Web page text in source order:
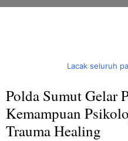
Lacak seluruh
Polda Sumut Gelar
Kemampuan
Trauma Healing